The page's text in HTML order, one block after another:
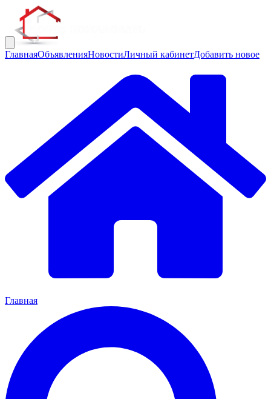
ГлавнаяОбъявленияНовостиЛичный кабинетДобавить новое
Главная